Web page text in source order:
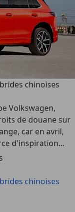
chinoises
Volkswagen,
de douane sur
car en avril,
d'inspiration...
chinoises